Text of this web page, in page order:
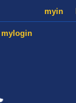
myin
mylogin